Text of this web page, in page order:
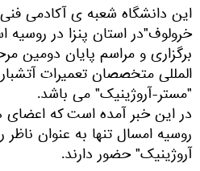
این دانشگاه شعبه ی آکادمی
خرولوف"در استان پنزا در
برگزاری و مراسم پایان دومین
المللی متخصصان تعمیرات
"مستر-آروژینیک" می باشد.
در این خبر آمده است که اعضای
روسیه امسال تنها به عنوان
آروژینیک" حضور دارند.